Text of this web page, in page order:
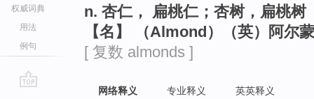
权威词典
用法
例句
n. 杏仁， 扁桃仁；杏树，扁桃树
【名】 （Almond）（英）阿尔
[ 复数 almonds ]
网络释义 专业释义 英英释义